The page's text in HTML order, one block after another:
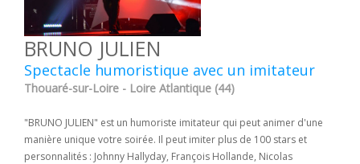
BRUNO JULIEN
Spectacle humoristique avec un imitateur
Thouaré-sur-Loire - Loire Atlantique (44)
"BRUNO JULIEN" est un humoriste imitateur qui peut animer d'une
manière unique votre soirée. Il peut imiter plus de 100 stars et
personnalités : Johnny Hallyday, François Hollande, Nicolas